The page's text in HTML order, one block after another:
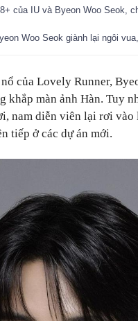
của IU và Byeon Woo Seok,
Woo Seok giành lại ngôi
của Lovely Runner,
khắp màn ảnh Hàn. Tuy
nam diễn viên lại rơi
tiếp ở các dự án mới.